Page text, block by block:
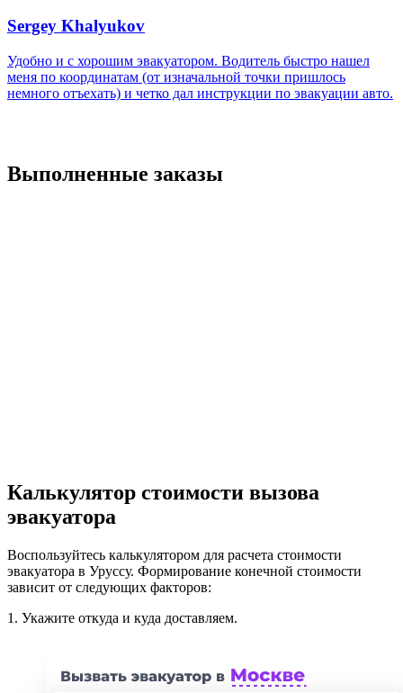
Sergey Khalyukov
Удобно и с хорошим эвакуатором. Водитель быстро нашел
меня по координатам (от изначальной точки пришлось
немного отъехать) и четко дал инструкции по эвакуации авто.
Выполненные заказы
Калькулятор стоимости вызова
эвакуатора
Воспользуйтесь калькулятором для расчета стоимости
эвакуатора в Уруссу. Формирование конечной стоимости
зависит от следующих факторов:
1. Укажите откуда и куда доставляем.